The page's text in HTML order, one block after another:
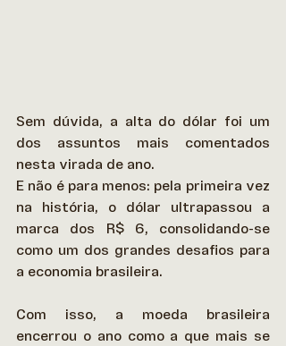
Sem dúvida, a alta do dólar foi um
dos assuntos mais comentados
nesta virada de ano.
E não é para menos: pela primeira vez
na história, o dólar ultrapassou a
marca dos R$ 6, consolidando-se
como um dos grandes desafios para
a economia brasileira.
Com isso, a moeda brasileira
encerrou o ano como a que mais se